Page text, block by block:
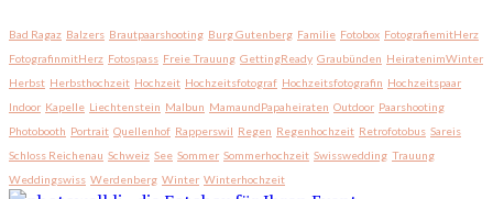
Bad Ragaz Balzers Brautpaarshooting Burg Gutenberg Familie Fotobox FotografiemitHerz
FotografinmitHerz Fotospass Freie Trauung GettingReady Graubünden HeiratenimWinter
Herbst Herbsthochzeit Hochzeit Hochzeitsfotograf Hochzeitsfotografin Hochzeitspaar
Indoor Kapelle Liechtenstein Malbun MamaundPapaheiraten Outdoor Paarshooting
Photobooth Portrait Quellenhof Rapperswil Regen Regenhochzeit Retrofotobus Sareis
Schloss Reichenau Schweiz See Sommer Sommerhochzeit Swisswedding Trauung
Weddingswiss Werdenberg Winter Winterhochzeit